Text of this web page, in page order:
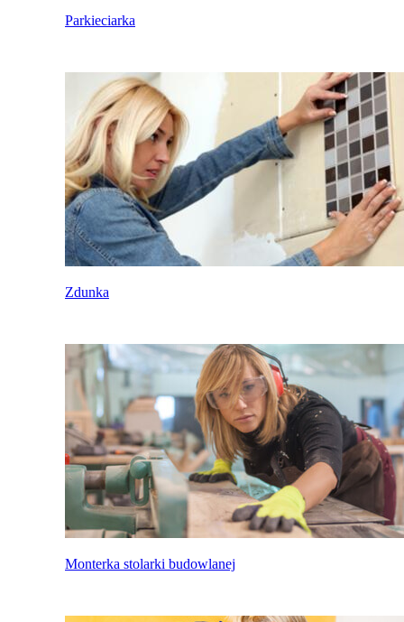
Parkieciarka
Zdunka
Monterka stolarki budowlanej